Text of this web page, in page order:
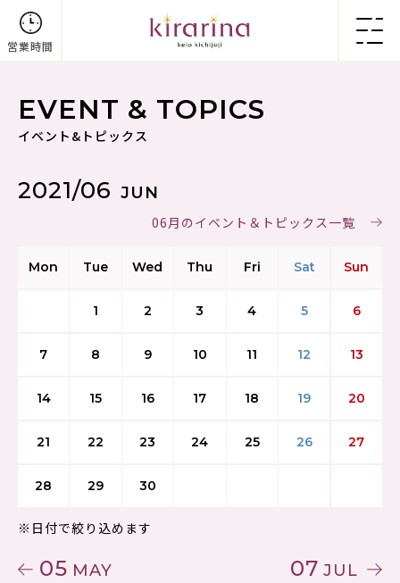
営業時間
EVENT & TOPICS
イベント&トピックス
05 MAY
2021/06 JUN
06月のイベント＆トピックス一覧
Mon Tue Wed Thu Fri Sat Sun
1 2 3 4 5 6
7 8 9 10 11 12 13
14 15 16 17 18 19 20
21 22 23 24 25 26 27
28 29 30
※日付で絞り込めます
07 JUL